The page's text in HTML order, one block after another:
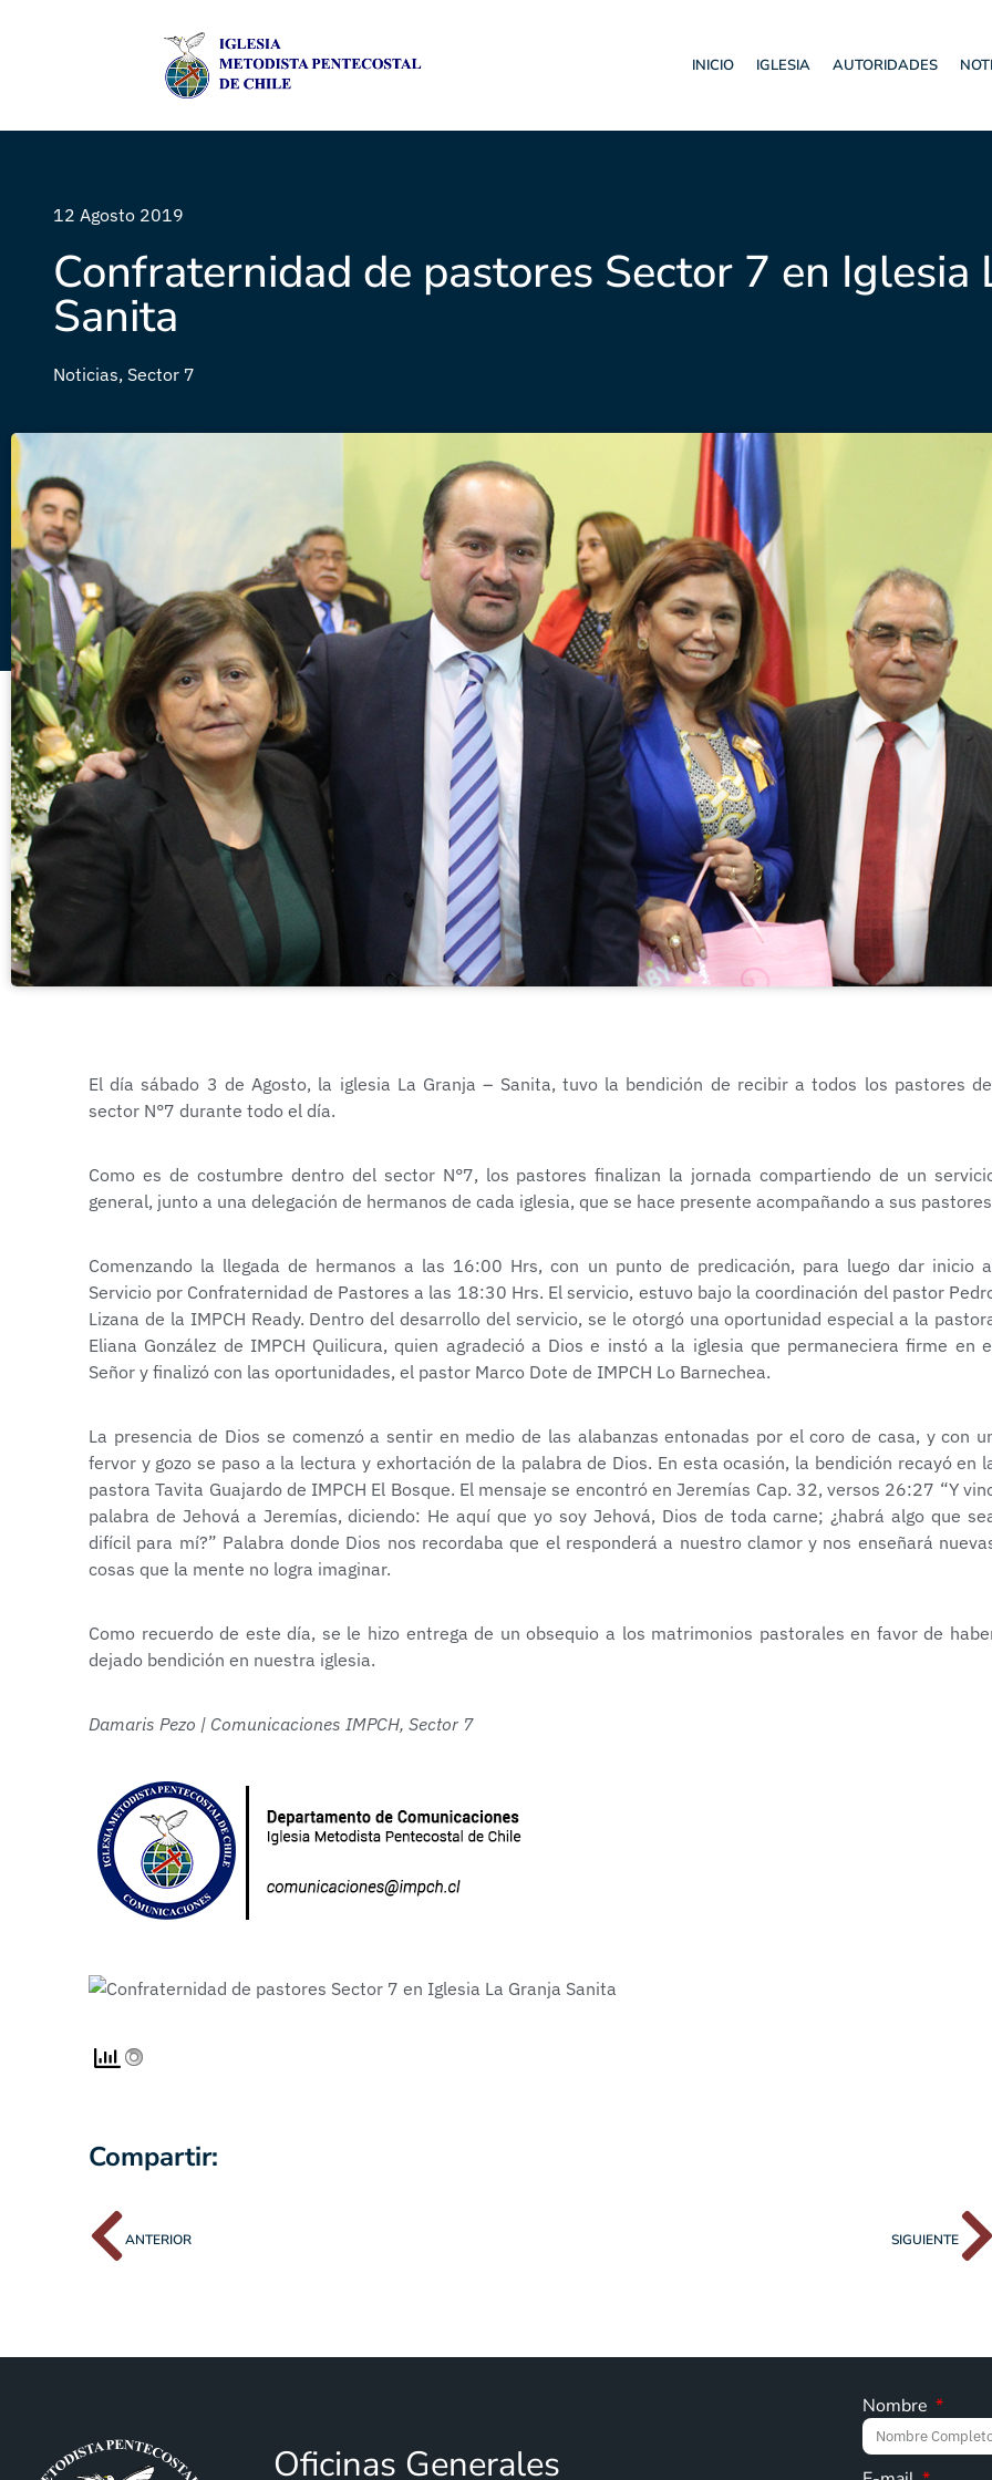
INICIO IGLESIA AUTORIDADES
12 Agosto 2019
Confraternidad de pastores Sector 7 en Iglesia
Sanita
Noticias, Sector 7
El día sábado 3 de Agosto, la iglesia La Granja – Sanita, tuvo la bendición de recibir a todos los pastores
sector N°7 durante todo el día.
Como es de costumbre dentro del sector N°7, los pastores finalizan la jornada compartiendo de un
general, junto a una delegación de hermanos de cada iglesia, que se hace presente acompañando a sus
Comenzando la llegada de hermanos a las 16:00 Hrs, con un punto de predicación, para luego dar inicio
Servicio por Confraternidad de Pastores a las 18:30 Hrs. El servicio, estuvo bajo la coordinación del pastor
Lizana de la IMPCH Ready. Dentro del desarrollo del servicio, se le otorgó una oportunidad especial a la
Eliana González de IMPCH Quilicura, quien agradeció a Dios e instó a la iglesia que permaneciera firme en
Señor y finalizó con las oportunidades, el pastor Marco Dote de IMPCH Lo Barnechea.
La presencia de Dios se comenzó a sentir en medio de las alabanzas entonadas por el coro de casa, y con
fervor y gozo se paso a la lectura y exhortación de la palabra de Dios. En esta ocasión, la bendición recayó en
pastora Tavita Guajardo de IMPCH El Bosque. El mensaje se encontró en Jeremías Cap. 32, versos 26:27 “Y
palabra de Jehová a Jeremías, diciendo: He aquí que yo soy Jehová, Dios de toda carne; ¿habrá algo que
difícil para mí?” Palabra donde Dios nos recordaba que el responderá a nuestro clamor y nos enseñará
cosas que la mente no logra imaginar.
Como recuerdo de este día, se le hizo entrega de un obsequio a los matrimonios pastorales en favor de
dejado bendición en nuestra iglesia.
Damaris Pezo | Comunicaciones IMPCH, Sector 7
Compartir:
ANTERIOR SIGUIENTE
Oficinas Generales
Nombre